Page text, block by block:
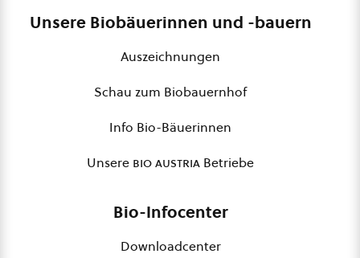
Unsere Biobäuerinnen und -bauern
Auszeichnungen
Schau zum Biobauernhof
Info Bio-Bäuerinnen
Unsere bio austria Betriebe
Bio-Infocenter
Downloadcenter